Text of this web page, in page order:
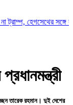
হেগসেথের সঙ্গে
তারেক রহমান। দুই দেশের